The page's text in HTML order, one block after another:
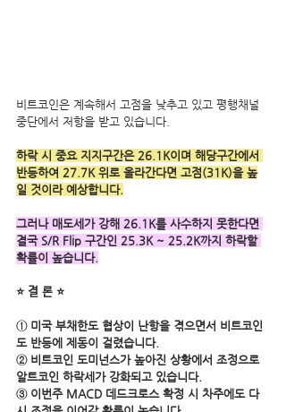
비트코인은 계속해서 고점을 낮추고 있고 평행채널
중단에서 저항을 받고 있습니다.
하락 시 중요 지지구간은 26.1K이며 해당구간에서
반등하여 27.7K 위로 올라간다면 고점(31K)을 높
일 것이라 예상합니다.
그러나 매도세가 강해 26.1K를 사수하지 못한다면
결국 S/R Flip 구간인 25.3K ~ 25.2K까지 하락할
확률이 높습니다.
⭐ 결 론 ⭐
① 미국 부채한도 협상이 난항을 겪으면서 비트코인
도 반등에 제동이 걸렸습니다.
② 비트코인 도미넌스가 높아진 상황에서 조정으로
알트코인 하락세가 강화되고 있습니다.
③ 이번주 MACD 데드크로스 확정 시 차주에도 다